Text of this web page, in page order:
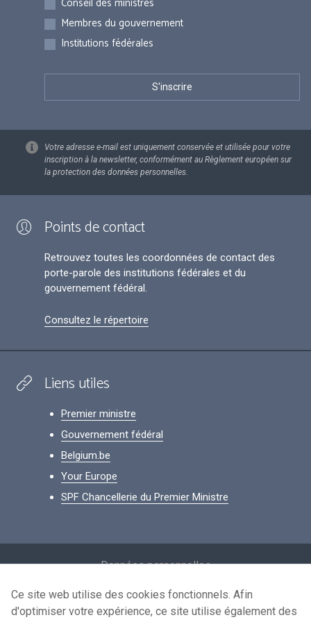
Membres du gouvernement
Institutions fédérales
Votre adresse e-mail est uniquement conservée et utilisée pour votre
inscription à la newsletter, conformément au Règlement européen sur
la protection des données personnelles.
Points de contact
Retrouvez toutes les coordonnées de contact des
porte-parole des institutions fédérales et du
gouvernement fédéral.
Consultez le répertoire
Liens utiles
Premier ministre
Gouvernement fédéral
Belgium.be
Your Europe
SPF Chancellerie du Premier Ministre
Données personnelles
Conditions de réutilisation
Contactez-nous
Ce site web utilise des cookies fonctionnels. Afin
d'optimiser votre expérience, ce site utilise également des